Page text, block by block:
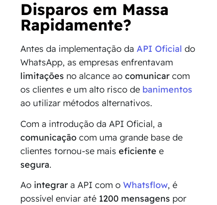
Disparos em Massa
Rapidamente?
Antes da implementação daAPI Oficial do
WhatsApp, as empresas enfrentavam
limitações no alcance aocomunicarcom
os clientes e um alto risco de banimentos
ao utilizar métodos alternativos.
Com a introdução da API Oficial, a
comunicaçãocom uma grande base de
clientes tornou-se maiseficientee
segura.
Ao integrara API com oWhatsflow, é
possível enviar até 1200 mensagens por